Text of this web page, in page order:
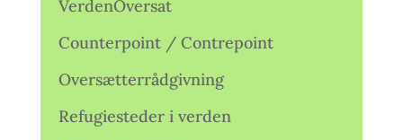
VerdenOversat
Counterpoint / Contrepoint
Oversætterrådgivning
Refugiesteder i verden